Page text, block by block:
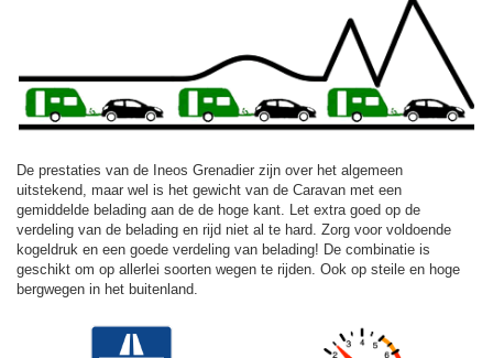
De prestaties van de Ineos Grenadier zijn over het algemeen
uitstekend, maar wel is het gewicht van de Caravan met een
gemiddelde belading aan de de hoge kant. Let extra goed op de
verdeling van de belading en rijd niet al te hard. Zorg voor voldoende
kogeldruk en een goede verdeling van belading! De combinatie is
geschikt om op allerlei soorten wegen te rijden. Ook op steile en hoge
bergwegen in het buitenland.